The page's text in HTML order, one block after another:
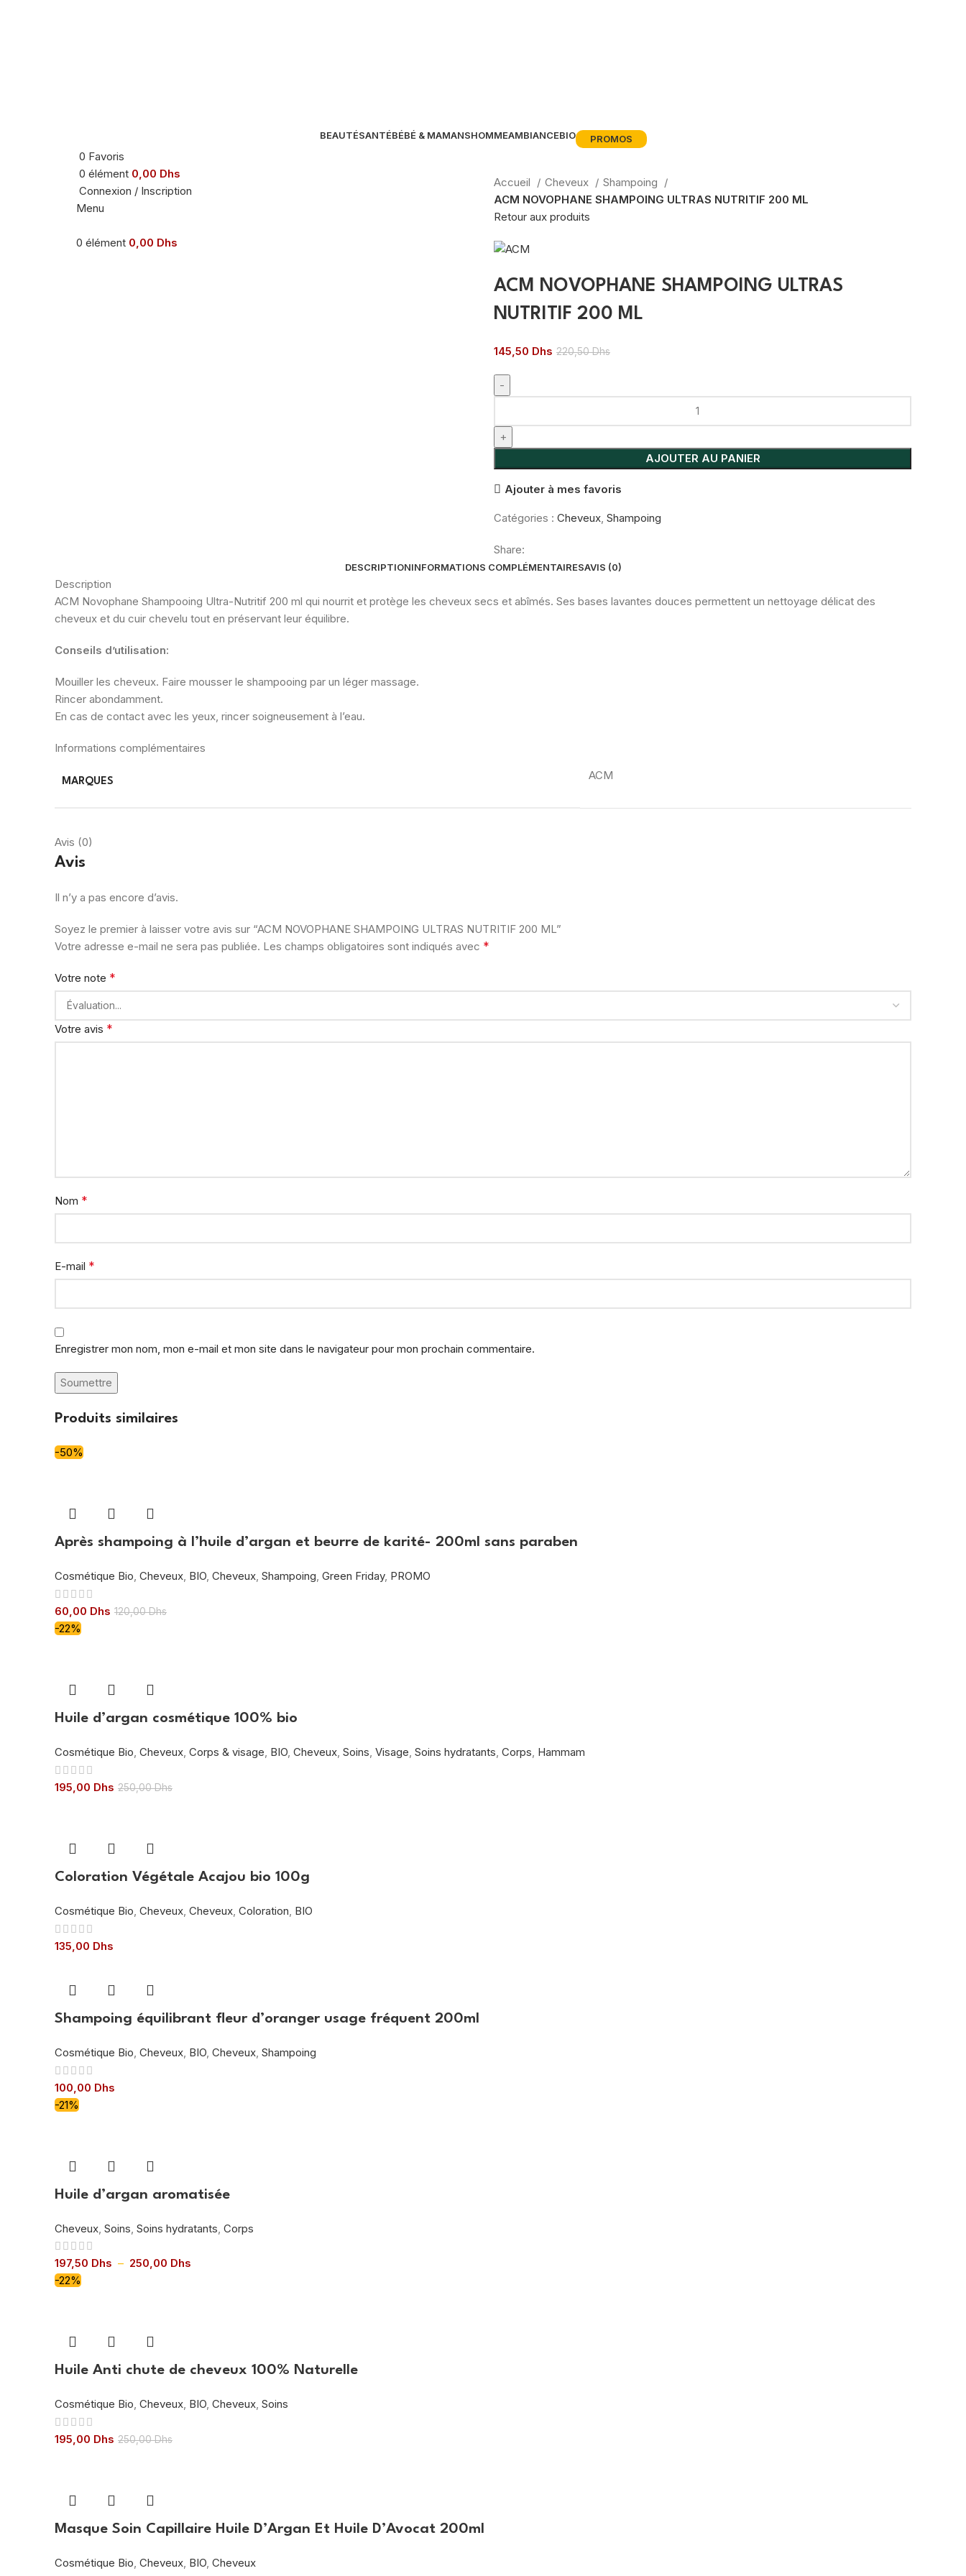
BEAUTÉSANTÉBÉBÉ & MAMANSHOMMEAMBIANCEBIO PROMOS
0 Favoris
0 élément 0,00 Dhs
Connexion / Inscription
Menu
0 élément 0,00 Dhs
-34% Accueil Cheveux
Shampoing
ACM NOVOPHANE SHAMPOING ULTRAS NUTRITIF 200 ML
Retour aux produits
ACM NOVOPHANE SHAMPOING ULTRAS
NUTRITIF 200 ML
145,50 Dhs 220,50Dhs
ACM
SHAMPOING
ULTRAS
200
AJOUTER AU PANIER
Ajouter à mes favoris
Catégories : Cheveux, Shampoing
Share:
DESCRIPTIONINFORMATIONS COMPLÉMENTAIRESAVIS (0)
Description
ACM Novophane Shampooing Ultra-Nutritif 200 ml qui nourrit et protège les cheveux secs et abîmés. Ses bases lavantes douces permettent un nettoyage délicat des
cheveux et du cuir chevelu tout en préservant leur équilibre.
Conseils d’utilisation:
Mouiller les cheveux. Faire mousser le shampooing par un léger massage.
Rincer abondamment.
En cas de contact avec les yeux, rincer soigneusement à l’eau.
Informations complémentaires
MARQUES ACM
Avis (0)
Avis
Il n’y a pas encore d’avis.
Soyez le premier à laisser votre avis sur “ACM NOVOPHANE SHAMPOING ULTRAS NUTRITIF 200 ML”
Votre adresse e-mail ne sera pas publiée. Les champs obligatoires sont indiqués avec *
Votre note *
Votre avis *
Nom *
E-mail *
Enregistrer mon nom, mon e-mail et mon site dans le navigateur pour mon prochain commentaire.
Produits similaires
-50%
Après shampoing à l’huile d’argan et beurre de karité- 200ml sans paraben
Cosmétique Bio, Cheveux, BIO, Cheveux, Shampoing, Green Friday, PROMO
60,00 Dhs 120,00Dhs
-22%
Huile d’argan cosmétique 100% bio
Cosmétique Bio, Cheveux, Corps & visage, BIO, Cheveux, Soins, Visage, Soins hydratants, Corps, Hammam
195,00 Dhs 250,00Dhs
Coloration Végétale Acajou bio 100g
Cosmétique Bio Cheveux Cheveux Coloration BIO
135,00 Dhs
Shampoing équilibrant fleur d’oranger usage fréquent 200ml
Cosmétique Bio Cheveux BIO Cheveux Shampoing
100,00 Dhs
-21%
Huile d’argan aromatisée
Cheveux Soins Soins hydratants Corps
197,50 Dhs – 250,00 Dhs
-22%
Huile Anti chute de cheveux 100% Naturelle
Cosmétique Bio, Cheveux, BIO, Cheveux, Soins
195,00 Dhs 250,00Dhs
Masque Soin Capillaire Huile D’Argan Et Huile D’Avocat 200ml
Cosmétique Bio, Cheveux, BIO, Cheveux